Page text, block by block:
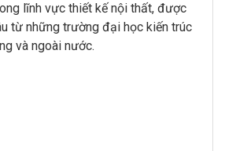
lĩnh vực thiết kế nội thất, được
từ những trường đại học kiến trúc
và ngoài nước.